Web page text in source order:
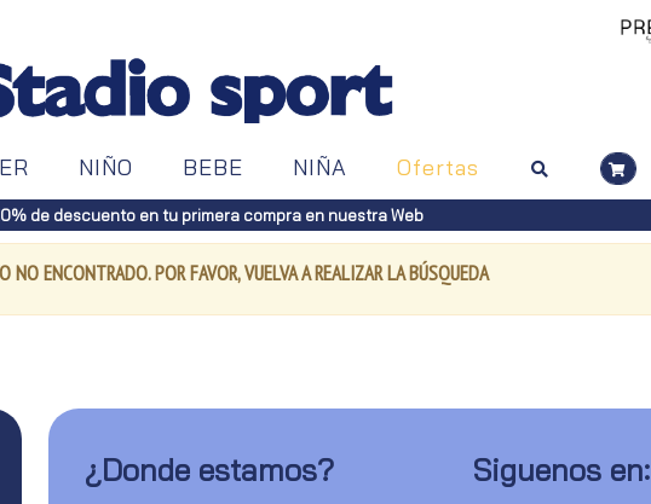
NIÑO BEBE NIÑA Ofertas
de descuento en tu primera compra en nuestra Web
NO ENCONTRADO. POR FAVOR, VUELVA A REALIZAR LA BÚSQUEDA
¿Donde estamos? Siguenos en: